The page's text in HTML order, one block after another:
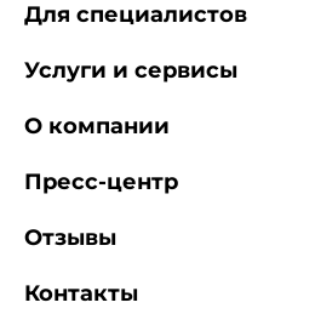
Для специалистов
Услуги и сервисы
О компании
Пресс-центр
Отзывы
Контакты